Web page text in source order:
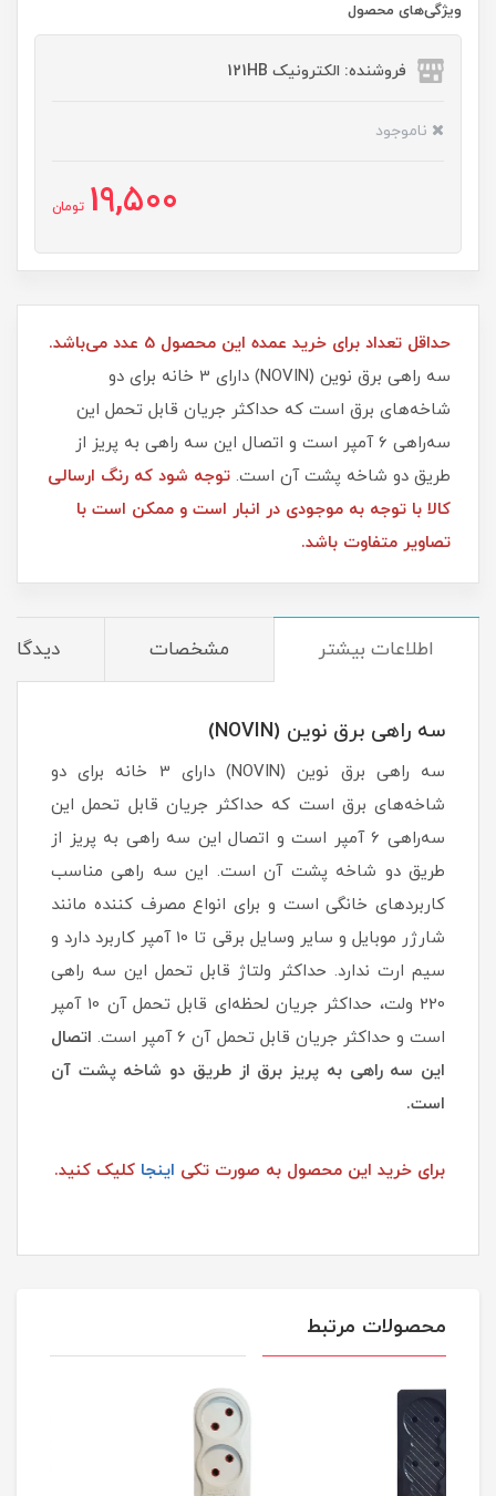
ویژگی‌های محصول
فروشنده: الکترونیک 121HB
ناموجود
19,500 تومان
حداقل تعداد برای خرید عمده این محصول 5 عدد می‌باشد.
سه راهی برق نوین (NOVIN) دارای 3 خانه برای دو
شاخه‌های برق است که حداکثر جریان قابل تحمل این
سه‌راهی 6 آمپر است و اتصال این سه راهی به پریز از
طریق دو شاخه پشت آن است. توجه شود که رنگ ارسالی
کالا با توجه به موجودی در انبار است و ممکن است با
تصاویر متفاوت باشد.
اطلاعات بیشتر مشخصات
سه راهی برق نوین (NOVIN)
سه راهی برق نوین (NOVIN) دارای 3 خانه برای دو
شاخه‌های برق است که حداکثر جریان قابل تحمل این
سه‌راهی 6 آمپر است و اتصال این سه راهی به پریز از
طریق دو شاخه پشت آن است. این سه راهی مناسب
کاربردهای خانگی است و برای انواع مصرف کننده مانند
شارژر موبایل و سایر وسایل برقی تا 10 آمپر کاربرد دارد و
سیم ارت ندارد. حداکثر ولتاژ قابل تحمل این سه راهی
220 ولت، حداکثر جریان لحظه‌ای قابل تحمل آن 10 آمپر
است و حداکثر جریان قابل تحمل آن 6 آمپر است.
اتصال
این سه راهی به پریز برق از طریق دو شاخه پشت آن
است.
برای خرید این محصول به صورت تکی اینجا کلیک کنید.
محصولات مرتبط